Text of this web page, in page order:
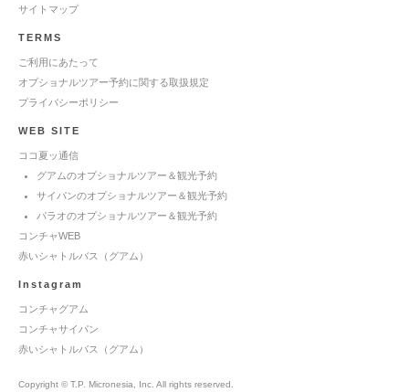
サイトマップ
TERMS
ご利用にあたって
オプショナルツアー予約に関する取扱規定
プライバシーポリシー
WEB SITE
ココ夏ッ通信
グアムのオプショナルツアー＆観光予約
サイパンのオプショナルツアー＆観光予約
パラオのオプショナルツアー＆観光予約
コンチャWEB
赤いシャトルバス（グアム）
Instagram
コンチャグアム
コンチャサイパン
赤いシャトルバス（グアム）
Copyright © T.P. Micronesia, Inc. All rights reserved.